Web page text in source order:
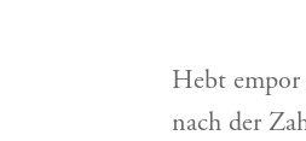
Hebt empor
nach der